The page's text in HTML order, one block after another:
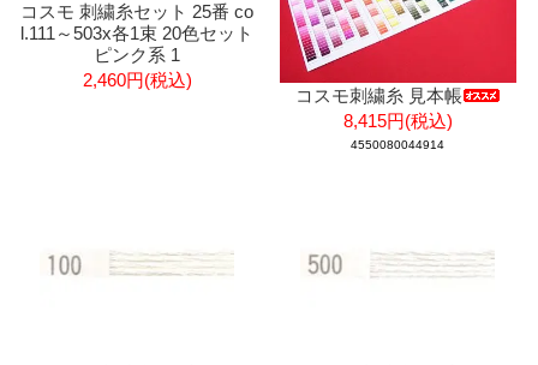
コスモ 刺繍糸セット 25番 co
l.111～503x各1束 20色セット
ピンク系 1
2,460円(税込)
コスモ刺繍糸 見本帳
8,415円(税込)
4550080044914